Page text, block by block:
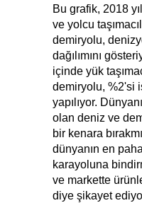
Bu grafik, 2018
ve yolcu
demiryolu,
dağılımını
içinde yük
demiryolu, %2'si
yapılıyor.
olan deniz ve
bir kenara
dünyanın en
karayoluna
ve markette
diye şikayet